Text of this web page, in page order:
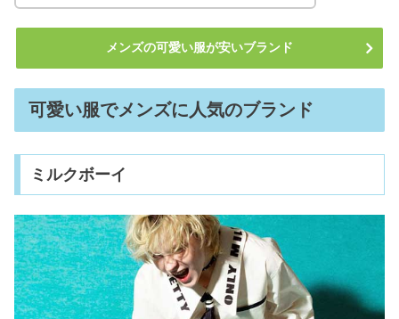
ッグ｜お洒落な人気ブランド6選
男の垢抜けは難しい？大学生の髪型や
アイテムの方法まとめ
ハミルトンの腕時計は恥ずかしい？年
メンズの可愛い服が安いブランド
可愛い服でメンズに人気のブランド
ミルクボーイ